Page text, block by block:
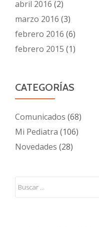
abril 2016 (2)
marzo 2016 (3)
febrero 2016 (6)
febrero 2015 (1)
CATEGORÍAS
Comunicados (68)
Mi Pediatra (106)
Novedades (28)